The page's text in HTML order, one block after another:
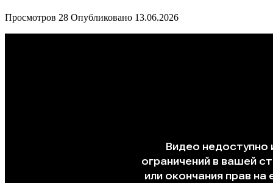
Просмотров 28 Опубликовано 13.06.2026